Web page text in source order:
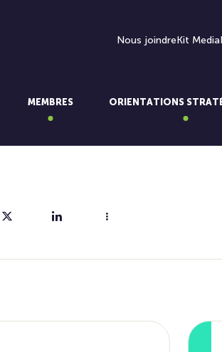
Nous joindreKit Media
MEMBRES ORIENTATIONS